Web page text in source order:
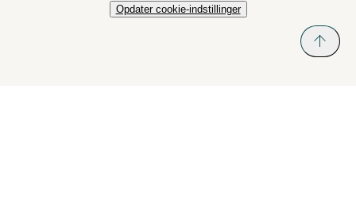
Opdater cookie-indstillinger